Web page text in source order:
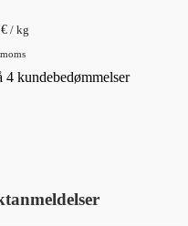
€ / kg
4 kundebedømmelser